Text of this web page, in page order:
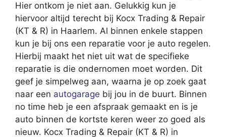
Hier ontkom je niet aan. Gelukkig kun je
hiervoor altijd terecht bij Kocx Trading & Repair
(KT & R) in Haarlem. Al binnen enkele stappen
kun je bij ons een reparatie voor je auto regelen.
Hierbij maakt het niet uit wat de specifieke
reparatie is die ondernomen moet worden. Dit
geef je simpelweg aan, waarna je op zoek gaat
naar een autogarage bij jou in de buurt. Binnen
no time heb je een afspraak gemaakt en is je
auto binnen de kortste keren weer zo goed als
nieuw. Kocx Trading & Repair (KT & R) in